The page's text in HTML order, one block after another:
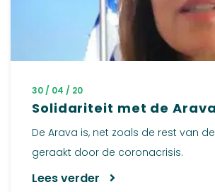
30 / 04 / 20
Solidariteit met de Arava
De Arava is, net zoals de rest van
geraakt door de coronacrisis.
Lees verder